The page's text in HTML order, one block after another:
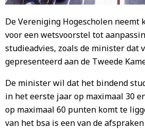
De Vereniging Hogescholen neemt
voor een wetsvoorstel tot
studieadvies, zoals de minister dat
gepresenteerd aan de Tweede
De minister wil dat het bindend
in het eerste jaar op maximaal 30
op maximaal 60 punten komt te
van het bsa is een van de